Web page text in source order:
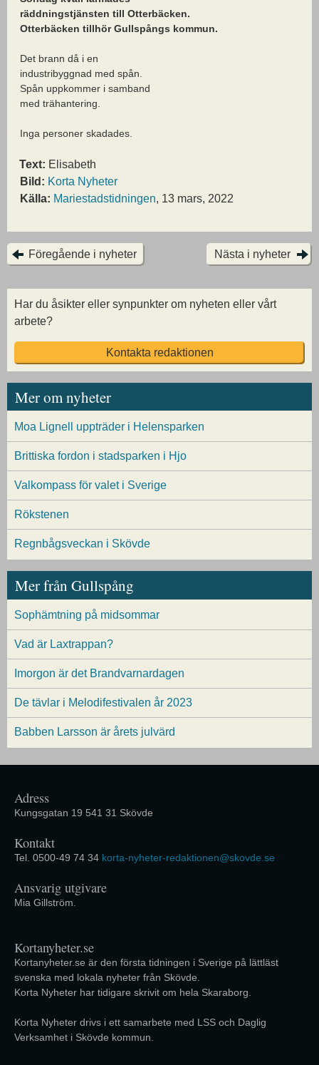
räddningstjänsten till Otterbäcken.
Otterbäcken tillhör Gullspångs kommun.
Det brann då i en
industribyggnad med spån.
Spån uppkommer i samband
med trähantering.
Inga personer skadades.
Text: Elisabeth
Bild: Korta Nyheter
Källa: Mariestadstidningen, 13 mars, 2022
Föregående i nyheter Nästa i nyheter
Har du åsikter eller synpunkter om nyheten eller vårt
arbete?
Kontakta redaktionen
Mer om nyheter
Moa Lignell uppträder i Helensparken
Brittiska fordon i stadsparken i Hjo
Valkompass för valet i Sverige
Rökstenen
Regnbågsveckan i Skövde
Mer från Gullspång
Sophämtning på midsommar
Vad är Laxtrappan?
Imorgon är det Brandvarnardagen
De tävlar i Melodifestivalen år 2023
Babben Larsson är årets julvärd
Adress
Kungsgatan 19 541 31 Skövde
Kontakt
Tel. 0500-49 74 34 korta-nyheter-redaktionen@skovde.se
Ansvarig utgivare
Mia Gillström.
Kortanyheter.se
Kortanyheter.se är den första tidningen i Sverige på lättläst
svenska med lokala nyheter från Skövde.
Korta Nyheter har tidigare skrivit om hela Skaraborg.
Korta Nyheter drivs i ett samarbete med LSS och Daglig
Verksamhet i Skövde kommun.